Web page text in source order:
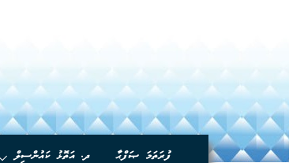
ފުރަތަމަ ޞަފްޙާ ދ. އަތޮޅު ކައުންސިލް